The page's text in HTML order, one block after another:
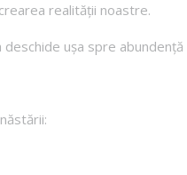
realității noastre.
ușa spre